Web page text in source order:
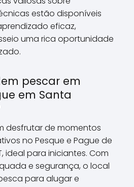
estão disponíveis
eficaz,
uma rica oportunidade
pescar em
em Santa
desfrutar de momentos
no Pesque e Pague de
ideal para iniciantes. Com
e segurança, o local
para alugar e